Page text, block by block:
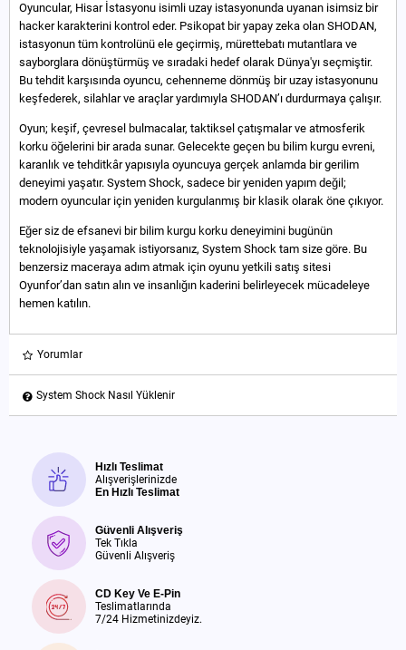
Oyuncular, Hisar İstasyonu isimli uzay istasyonunda uyanan isimsiz bir
hacker karakterini kontrol eder. Psikopat bir yapay zeka olan SHODAN,
istasyonun tüm kontrolünü ele geçirmiş, mürettebatı mutantlara ve
sayborglara dönüştürmüş ve sıradaki hedef olarak Dünya'yı seçmiştir.
Bu tehdit karşısında oyuncu, cehenneme dönmüş bir uzay istasyonunu
keşfederek, silahlar ve araçlar yardımıyla SHODAN’ı durdurmaya çalışır.
Oyun; keşif, çevresel bulmacalar, taktiksel çatışmalar ve atmosferik
korku öğelerini bir arada sunar. Gelecekte geçen bu bilim kurgu evreni,
karanlık ve tehditkâr yapısıyla oyuncuya gerçek anlamda bir gerilim
deneyimi yaşatır. System Shock, sadece bir yeniden yapım değil;
modern oyuncular için yeniden kurgulanmış bir klasik olarak öne çıkıyor.
Eğer siz de efsanevi bir bilim kurgu korku deneyimini bugünün
teknolojisiyle yaşamak istiyorsanız, System Shock tam size göre. Bu
benzersiz maceraya adım atmak için oyunu yetkili satış sitesi
Oyunfor’dan satın alın ve insanlığın kaderini belirleyecek mücadeleye
hemen katılın.
Yorumlar
System Shock Nasıl Yüklenir
Hızlı Teslimat
Alışverişlerinizde
En Hızlı Teslimat
Güvenli Alışveriş
Tek Tıkla
Güvenli Alışveriş
CD Key Ve E-Pin
Teslimatlarında
7/24 Hizmetinizdeyiz.